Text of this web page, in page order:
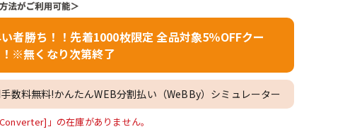
者勝ち！！先着1000枚限定 全品対象5％OFFクー
※無くなり次第終了
数料無料!かんたんWEB分割払い（WeBBy）シミュレーター
」の在庫がありません。